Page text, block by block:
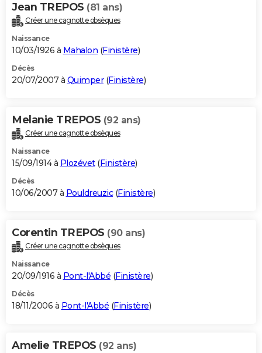
Jean TREPOS (81 ans)
Créer une cagnotte obsèques
Naissance
10/03/1926 à Mahalon (Finistère)
Décès
20/07/2007 à Quimper(Finistère)
Melanie TREPOS (92 ans)
Créer une cagnotte obsèques
Naissance
15/09/1914 à Plozévet(Finistère)
Décès
10/06/2007 à Pouldreuzic(Finistère)
Corentin TREPOS (90 ans)
Créer une cagnotte obsèques
Naissance
20/09/1916 à Pont-l'Abbé (Finistère)
Décès
18/11/2006 à Pont-l'Abbé (Finistère)
Amelie TREPOS (92 ans)